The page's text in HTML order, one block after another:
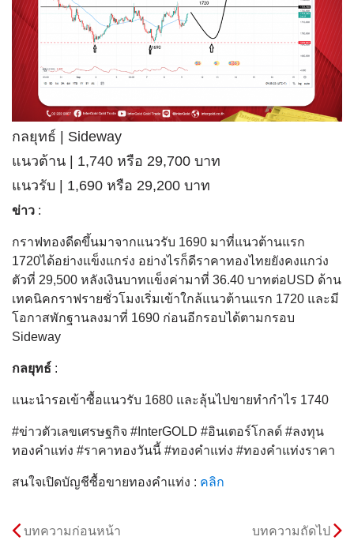
กลยุทธ์ | Sideway
แนวต้าน | 1,740 หรือ 29,700 บาท
แนวรับ | 1,690 หรือ 29,200 บาท
ข่าว :
กราฟทองดีดขึ้นมาจากแนวรับ 1690 มาที่แนวต้านแรก
1720ได้อย่างแข็งแกร่ง อย่างไรก็ดีราคาทองไทยยังคงแกว่ง
ตัวที่ 29,500 หลังเงินบาทแข็งค่ามาที่ 36.40 บาทต่อUSD ด้าน
เทคนิคกราฟรายชั่วโมงเริ่มเข้าใกล้แนวต้านแรก 1720 และมี
โอกาสพักฐานลงมาที่ 1690 ก่อนอีกรอบได้ตามกรอบ
Sideway
กลยุทธ์ :
แนะนำรอเข้าซื้อแนวรับ 1680 และลุ้นไปขายทำกำไร 1740
#ข่าวตัวเลขเศรษฐกิจ #InterGOLD #อินเตอร์โกลด์ #ลงทุน
ทองคำแท่ง #ราคาทองวันนี้ #ทองคำแท่ง #ทองคำแท่งราคา
สนใจเปิดบัญชีซื้อขายทองคำแท่ง : คลิก
บทความก่อนหน้า บทความถัดไป